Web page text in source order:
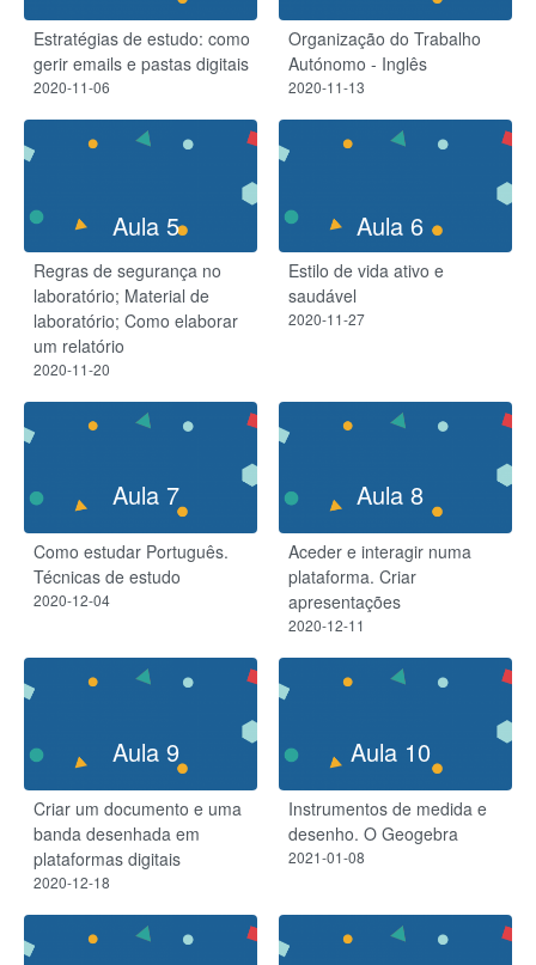
Estratégias de estudo: como
gerir emails e pastas digitais
2020-11-06
Organização do Trabalho
Autónomo - Inglês
2020-11-13
Aula 5
Regras de segurança no
laboratório;​ Material de
laboratório;​ Como elaborar
um relatório
2020-11-20
Aula 6
Estilo de vida ativo e
saudável
2020-11-27
Aula 7
Como estudar Português.
Técnicas de estudo
2020-12-04
Aula 8
Aceder e interagir numa
plataforma. Criar
apresentações
2020-12-11
Aula 9
Criar um documento e uma
banda desenhada em
plataformas digitais
2020-12-18
Aula 10
Instrumentos de medida e
desenho. O Geogebra
2021-01-08